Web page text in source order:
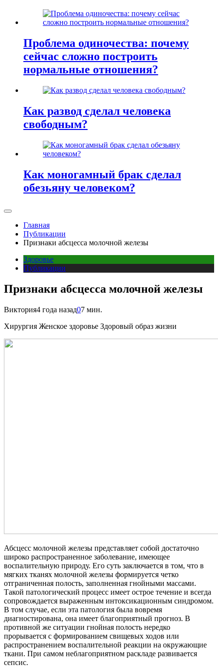
Проблема одиночества: почему
сейчас сложно построить
нормальные отношения?
Как развод сделал человека
свободным?
Как моногамный брак сделал
обезьяну человеком?
Главная
Публикации
Признаки абсцесса молочной железы
Здоровье
Публикации
Признаки абсцесса молочной железы
Виктория4 года назад07 мин.
Хирургия Женское здоровье Здоровый образ жизни
Абсцесс молочной железы представляет собой достаточно
широко распространенное заболевание, имеющее
воспалительную природу. Его суть заключается в том, что в
мягких тканях молочной железы формируется четко
отграниченная полость, заполненная гнойными массами.
Такой патологический процесс имеет острое течение и всегда
сопровождается выраженным интоксикационным синдромом.
В том случае, если эта патология была вовремя
диагностирована, она имеет благоприятный прогноз. В
противной же ситуации гнойная полость нередко
прорывается с формированием свищевых ходов или
распространением воспалительной реакции на окружающие
ткани. При самом неблагоприятном раскладе развивается
сепсис.